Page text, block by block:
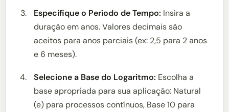
Especifique o Período de Tempo: Insira a
duração em anos. Valores decimais são
aceitos para anos parciais (ex: 2,5 para 2 anos
e 6 meses).
Selecione a Base do Logaritmo: Escolha a
base apropriada para sua aplicação: Natural
(e) para processos contínuos, Base 10 para